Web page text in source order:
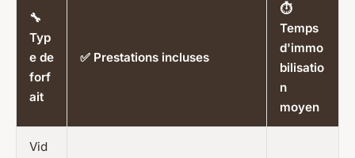
🔧
Typ
e de
forf
ait
✅ Prestations incluses
⏱️
Temps
d'immo
bilisatio
n
moyen
Vid